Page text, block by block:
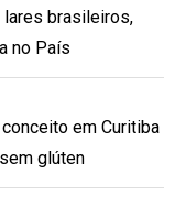
lares brasileiros,
no País
em Curitiba
glúten